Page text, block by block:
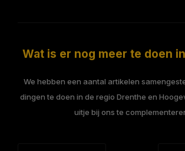
Wat is er nog meer te doen
We hebben een aantal artikelen
dingen te doen in de regio Drenthe en
uitje bij ons te